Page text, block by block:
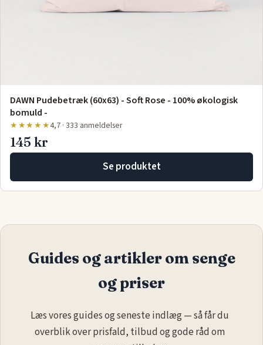
DAWN Pudebetræk (60x63) - Soft Rose - 100% økologisk
bomuld -
★★★★★4,7 · 333 anmeldelser
145 kr
Se produktet
Guides og artikler om senge
og priser
Læs vores guides og seneste indlæg — så får du
overblik over prisfald, tilbud og gode råd om